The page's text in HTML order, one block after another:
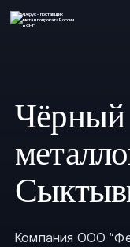
Чёрный
Компания ООО